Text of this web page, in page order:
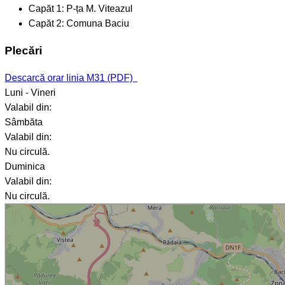
Capăt 1: P-ța M. Viteazul
Capăt 2: Comuna Baciu
Plecări
Descarcă orar linia M31 (PDF)
Luni - Vineri
Valabil din:
Sâmbăta
Valabil din:
Nu circulă.
Duminica
Valabil din:
Nu circulă.